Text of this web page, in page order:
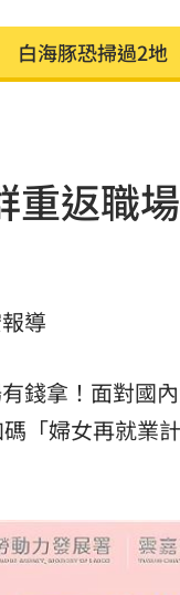
性」破功！綠反
楚茵：出來道歉！
籍害他沒報到教
文化 香港跨海追
了！萬家福買1送1
傳因「缺這貨」
神比喻」眾一看秒懂
求道歉 蔣萬安這
重返職
導
錢拿！面對國
「婦女再就業